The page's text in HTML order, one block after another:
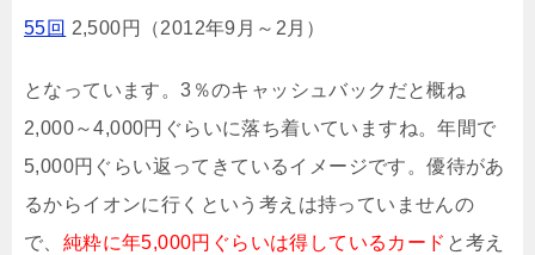
55回 2,500円（2012年9月～2月）
となっています。3％のキャッシュバックだと概ね
2,000～4,000円ぐらいに落ち着いていますね。年間で
5,000円ぐらい返ってきているイメージです。優待があ
るからイオンに行くという考えは持っていませんの
で、 純粋に年5,000円ぐらいは得しているカード と考え